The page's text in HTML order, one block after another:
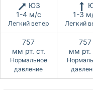
ЮЗ
1-4 м/с
Легкий ветер
1-3
Легкий
757
мм рт. ст.
Нормальное
давление
757
мм рт.